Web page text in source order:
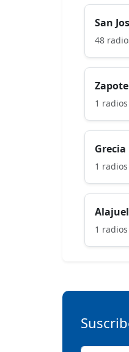
San
48
Zapote
1 radios
Grecia
1 radios
1 radios